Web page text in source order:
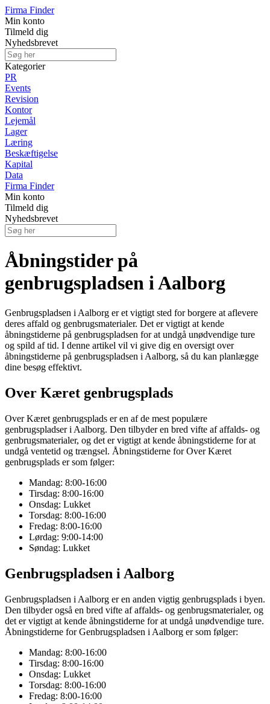
Firma Finder
Min konto
Tilmeld dig
Nyhedsbrevet
Kategorier
PR
Events
Revision
Kontor
Lejemål
Lager
Læring
Beskæftigelse
Kapital
Data
Firma Finder
Min konto
Tilmeld dig
Nyhedsbrevet
Åbningstider på
genbrugspladsen i Aalborg
Genbrugspladsen i Aalborg er et vigtigt sted for borgere at aflevere
deres affald og genbrugsmaterialer. Det er vigtigt at kende
åbningstiderne på genbrugspladsen for at undgå unødvendige ture
og spild af tid. I denne artikel vil vi give dig en oversigt over
åbningstiderne på genbrugspladsen i Aalborg, så du kan planlægge
dine besøg effektivt.
Over Kæret genbrugsplads
Over Kæret genbrugsplads er en af de mest populære
genbrugspladser i Aalborg. Den tilbyder en bred vifte af affalds- og
genbrugsmaterialer, og det er vigtigt at kende åbningstiderne for at
undgå ventetid og trængsel. Åbningstiderne for Over Kæret
genbrugsplads er som følger:
Mandag: 8:00-16:00
Tirsdag: 8:00-16:00
Onsdag: Lukket
Torsdag: 8:00-16:00
Fredag: 8:00-16:00
Lørdag: 9:00-14:00
Søndag: Lukket
Genbrugspladsen i Aalborg
Genbrugspladsen i Aalborg er en anden vigtig genbrugsplads i byen.
Den tilbyder også en bred vifte af affalds- og genbrugsmaterialer, og
det er vigtigt at kende åbningstiderne for at undgå unødvendige ture.
Åbningstiderne for Genbrugspladsen i Aalborg er som følger:
Mandag: 8:00-16:00
Tirsdag: 8:00-16:00
Onsdag: Lukket
Torsdag: 8:00-16:00
Fredag: 8:00-16:00